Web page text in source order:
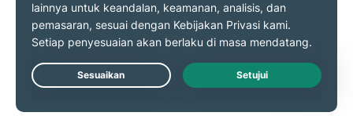
Rancangan aplikasi Mac ExpressVPN menyediakan
akses mudah ke Lokasi Cerdas, Lokasi Terkini, dan
Favorit, sehingga memudahkan Anda terhubung
sesuai dengan keinginan Anda. Anda juga dapat
Live Chat